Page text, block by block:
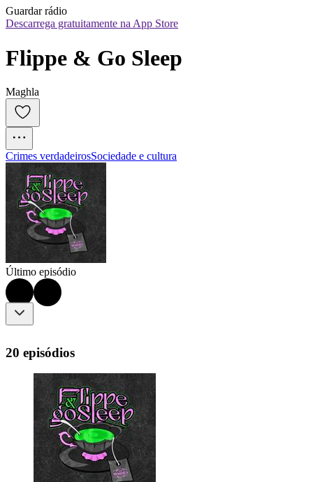
Guardar rádio
Descarrega gratuitamente na App Store
Flippe & Go Sleep
Maghla
Crimes verdadeirosSociedade e cultura
Último episódio
20 episódios